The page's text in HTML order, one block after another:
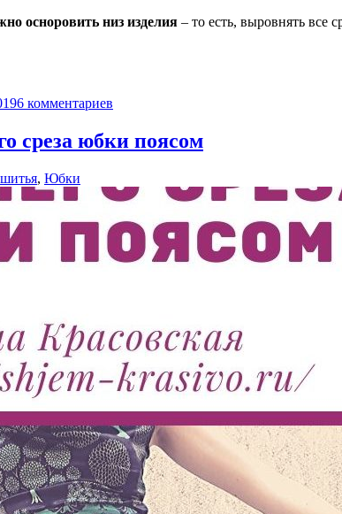
осноровить низ изделия – то есть, выровнять все
6 комментариев
среза юбки поясом
, Юбки